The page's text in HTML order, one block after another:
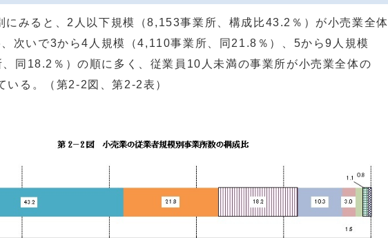
みると、2人以下規模（8,153事業所、構成比43.2％）が小売業全体
次いで3から4人規模（4,110事業所、同21.8％）、5から9人規模
、同18.2％）の順に多く、従業員10人未満の事業所が小売業全体の
る。（第2‐2図、第2‐2表）